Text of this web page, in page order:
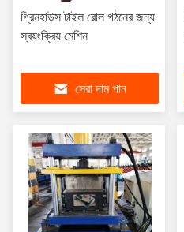
গ্রিনহাউস টাইল রোল গঠনের জন্য
স্বয়ংক্রিয় মেশিন
সেরা দাম পান